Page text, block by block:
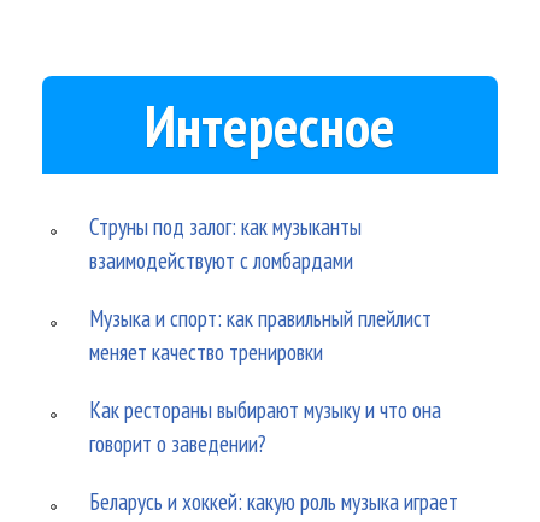
Интересное
Струны под залог: как музыканты
взаимодействуют с ломбардами
Музыка и спорт: как правильный плейлист
меняет качество тренировки
Как рестораны выбирают музыку и что она
говорит о заведении?
Беларусь и хоккей: какую роль музыка играет